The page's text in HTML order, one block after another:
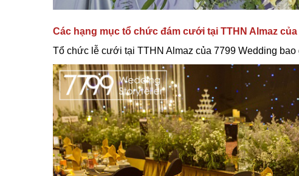
Các hạng mục tổ chức đám cưới tại TTHN Almaz của
Tổ chức lễ cưới tại TTHN Almaz của 7799 Wedding